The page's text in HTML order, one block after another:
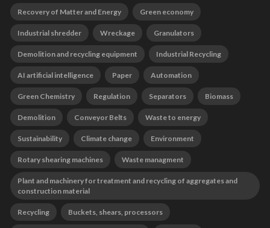
Recovery of Matter and Energy Green economy
Industrial shredder Wreckage Granulators
Demolition and recycling equipment Industrial Recycling
AI artificial intelligence Paper Automation
Green Chemistry Regulation Separators Biomass
Demolition Conveyor Belts Waste to energy
Sustainability Climate change Environment
Rotary shearing machines Waste managment
Plant and machinery for treatment and recycling of aggregates and
construction material
Recycling Buckets, shears, processors